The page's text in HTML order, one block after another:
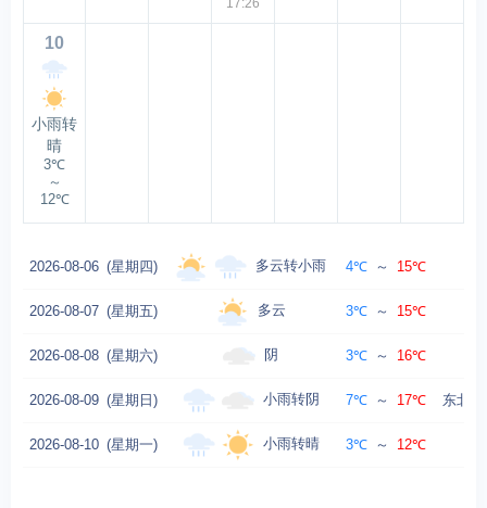
17:26
10
小雨转
晴
3℃
～
12℃
2026-08-06 (星期四) 多云转小雨 4℃ ～ 15℃
2026-08-07 (星期五) 多云 3℃ ～ 15℃
2026-08-08 (星期六) 阴 3℃ ～ 16℃
2026-08-09 (星期日) 小雨转阴 7℃ ～ 17℃ 东北
2026-08-10 (星期一) 小雨转晴 3℃ ～ 12℃